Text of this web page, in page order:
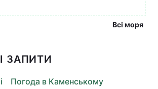
Всі моря
ЗАПИТИ
Погода в Каменському